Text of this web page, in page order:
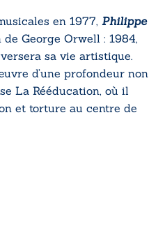
en 1977, Philippe
George Orwell : 1984,
sa vie artistique.
d’une profondeur non
La Rééducation, où il
et torture au centre de